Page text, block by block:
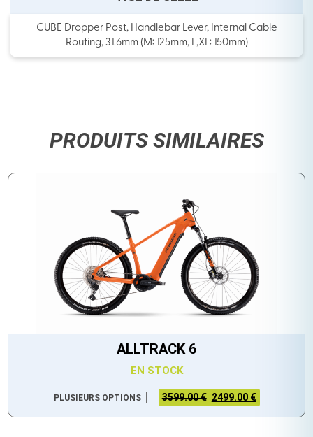
CUBE Dropper Post, Handlebar Lever, Internal Cable
Routing, 31.6mm (M: 125mm, L,XL: 150mm)
PRODUITS SIMILAIRES
ALLTRACK 6
EN STOCK
PLUSIEURS OPTIONS 3599.00 € 2499.00 €